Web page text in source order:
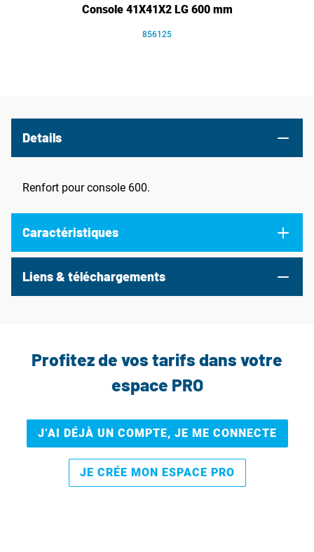
Console 41X41X2 LG 600 mm
856125
Details
Renfort pour console 600.
Caractéristiques
Liens & téléchargements
Profitez de vos tarifs dans votre
espace PRO
J’AI DÉJÀ UN COMPTE, JE ME CONNECTE
JE CRÉE MON ESPACE PRO